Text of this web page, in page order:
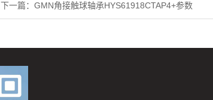
下一篇：GMN角接触球轴承HYS61918CTAP4+参数